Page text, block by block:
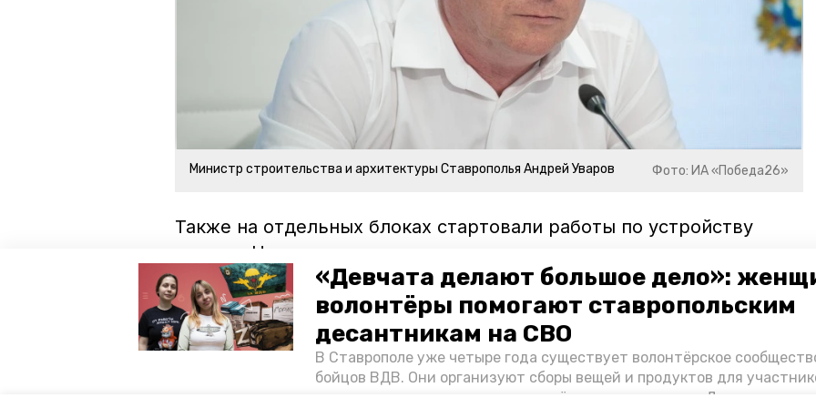
«Девчата делают большое дело»:
волонтёры помогают ставропольским
десантникам на СВО
В Ставрополе уже четыре года существует волонтёрское
бойцов ВДВ. Они организуют сборы вещей и продуктов для
спецоперации и лично отвозят всё это на передовую. Девушки
Министр строительства и архитектуры Ставрополья Андрей Уваров Фото: ИА «Победа26»
Также на отдельных блоках стартовали работы по устройству
кровли. Напомним, что площадь нового комплекса
85 тыс. кв. м.
ставропольский край владимир владимиров строительство
культурно-образовательный и музейный комплекс минстрой ск